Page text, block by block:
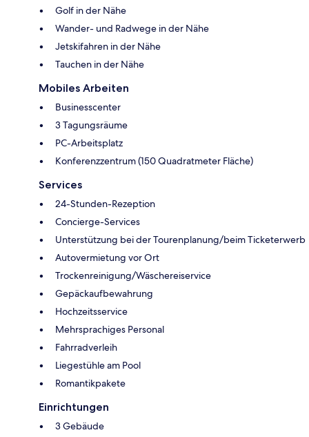
Golf in der Nähe
Wander- und Radwege in der Nähe
Jetskifahren in der Nähe
Tauchen in der Nähe
Mobiles Arbeiten
Businesscenter
3 Tagungsräume
PC-Arbeitsplatz
Konferenzzentrum (150 Quadratmeter Fläche)
Services
24-Stunden-Rezeption
Concierge-Services
Unterstützung bei der Tourenplanung/beim Ticketerwerb
Autovermietung vor Ort
Trockenreinigung/Wäschereiservice
Gepäckaufbewahrung
Hochzeitsservice
Mehrsprachiges Personal
Fahrradverleih
Liegestühle am Pool
Romantikpakete
Einrichtungen
3 Gebäude